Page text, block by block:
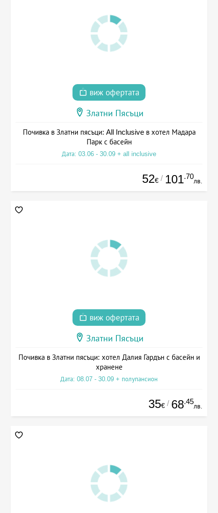
виж офертата
Златни Пясъци
Почивка в Златни пясъци: All Inclusive в хотел Мадара
Парк с басейн
Дата: 03.06 - 30.09 + all inclusive
52€ / 101.70
лв.
виж офертата
Златни Пясъци
Почивка в Златни пясъци: хотел Далия Гардън с басейн и
хранене
Дата: 08.07 - 30.09 + полупансион
35€ / 68.45
лв.